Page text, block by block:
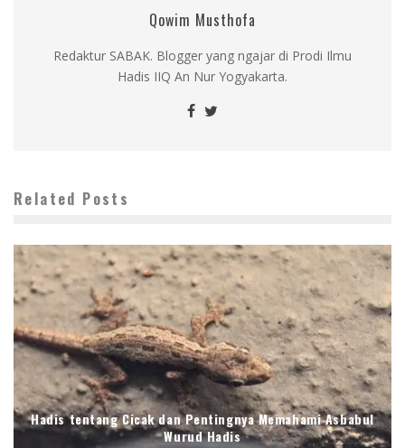
Qowim Musthofa
Redaktur SABAK. Blogger yang ngajar di Prodi Ilmu
Hadis IIQ An Nur Yogyakarta.
Related Posts
Hadis tentang Cicak dan Pentingnya Memahami Asbabul
Wurud Hadis